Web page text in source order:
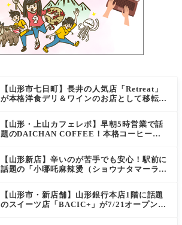
【山形市七日町】長井の人気店「Retreat」
が本格洋食デリ＆ワインのお店として移転オ
【山形・上山カフェレポ】早朝5時営業で話
題のDAICHAN COFFEE！本格コーヒーを
【山形新店】辛いのが苦手でも安心！駅前に
話題の「小哪吒麻辣燙（ショウナタマーラー
【山形市・新店舗】山形銀行本店1階に話題
のスイーツ店「BACIC+」が7/21オープン！